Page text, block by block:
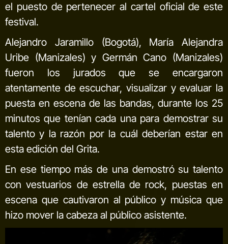
el puesto de pertenecer al cartel oficial de este
festival.
Alejandro Jaramillo (Bogotá), María Alejandra
Uribe (Manizales) y Germán Cano (Manizales)
fueron los jurados que se encargaron
atentamente de escuchar, visualizar y evaluar la
puesta en escena de las bandas, durante los 25
minutos que tenían cada una para demostrar su
talento y la razón por la cuál deberían estar en
esta edición del Grita.
En ese tiempo más de una demostró su talento
con vestuarios de estrella de rock, puestas en
escena que cautivaron al público y música que
hizo mover la cabeza al público asistente.